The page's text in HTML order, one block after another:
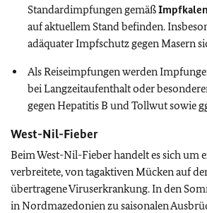
Standardimpfungen gemäß
auf aktuellem Stand befinden.
adäquater Impfschutz gegen Masern
Als Reiseimpfungen werden
bei Langzeitaufenthalt oder
gegen Hepatitis B und Tollwut sowie
West-Nil-Fieber
Beim West-Nil-Fieber handelt es sich um
verbreitete, von tagaktiven Mücken auf
übertragene Viruserkrankung. In den
in Nordmazedonien zu saisonalen